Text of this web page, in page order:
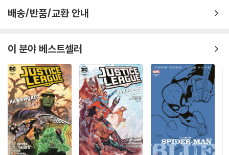
배송/반품/교환 안내
이 분야 베스트셀러